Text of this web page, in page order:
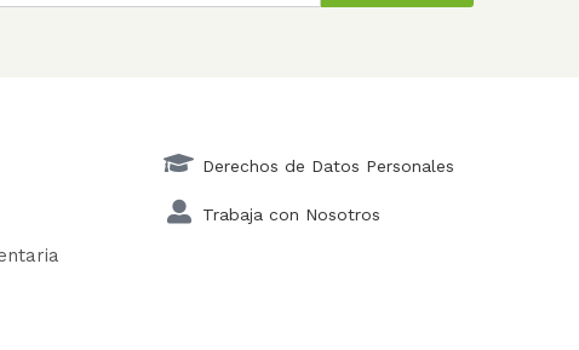
Derechos de Datos Personales
Trabaja con Nosotros